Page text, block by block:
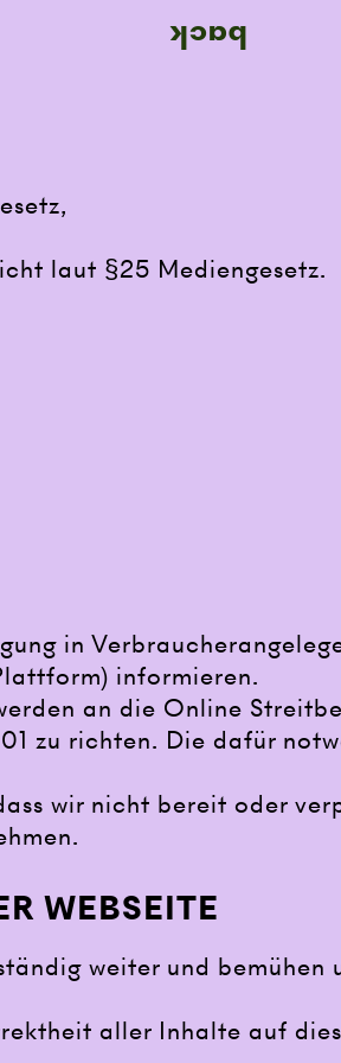
back
laut §25 Mediengesetz.
in
informieren.
an die Online
zu richten. Die dafür
wir nicht bereit oder
WEBSEITE
weiter und
aller Inhalte auf